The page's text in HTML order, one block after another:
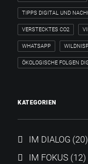
TIPPS DIGITAL UND
VERSTECKTES CO2
WHATSAPP
ÖKOLOGISCHE FOLGEN
KATEGORIEN
IM DIALOG (20)
IM FOKUS (12)